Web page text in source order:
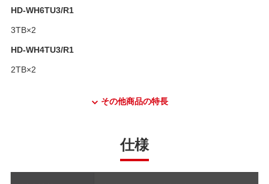
HD-WH6TU3/R1
3TB×2
HD-WH4TU3/R1
2TB×2
その他商品の特長
仕様